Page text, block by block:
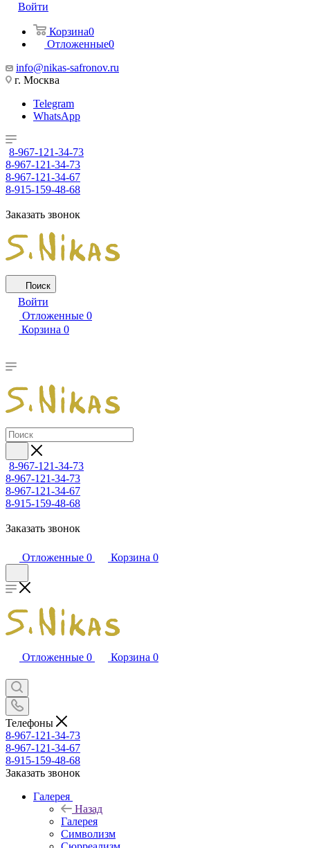
Войти
Корзина0
Отложенные0
info@nikas-safronov.ru
г. Москва
Telegram
WhatsApp
8-967-121-34-73
8-967-121-34-73
8-967-121-34-67
8-915-159-48-68
Заказать звонок
Поиск
Войти
Отложенные 0
Корзина 0
8-967-121-34-73
8-967-121-34-73
8-967-121-34-67
8-915-159-48-68
Заказать звонок
Отложенные 0 Корзина 0
Отложенные 0 Корзина 0
Телефоны
8-967-121-34-73
8-967-121-34-67
8-915-159-48-68
Заказать звонок
Галерея
Назад
Галерея
Символизм